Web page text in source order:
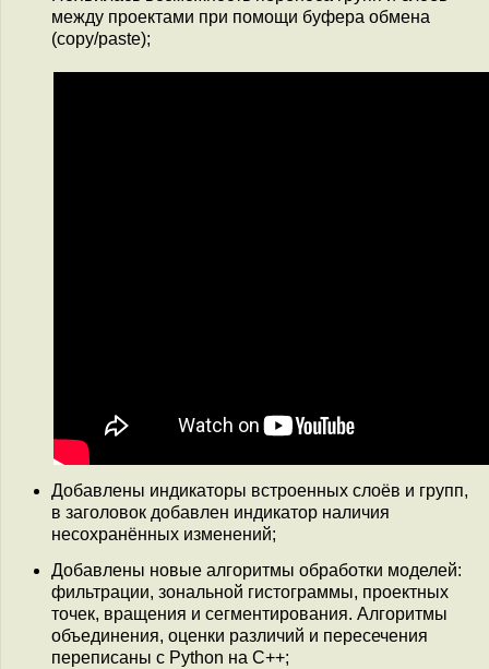
между проектами при помощи буфера обмена
(copy/paste);
Добавлены индикаторы встроенных слоёв и групп,
в заголовок добавлен индикатор наличия
несохранённых изменений;
Добавлены новые алгоритмы обработки моделей:
фильтрации, зональной гистограммы, проектных
точек, вращения и сегментирования. Алгоритмы
объединения, оценки различий и пересечения
переписаны с Python на С++;